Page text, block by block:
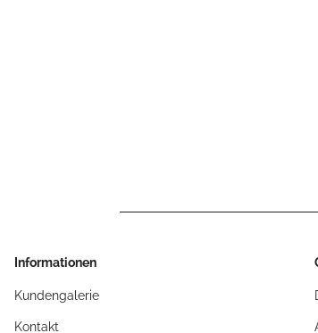
Informationen
Kundengalerie
Kontakt